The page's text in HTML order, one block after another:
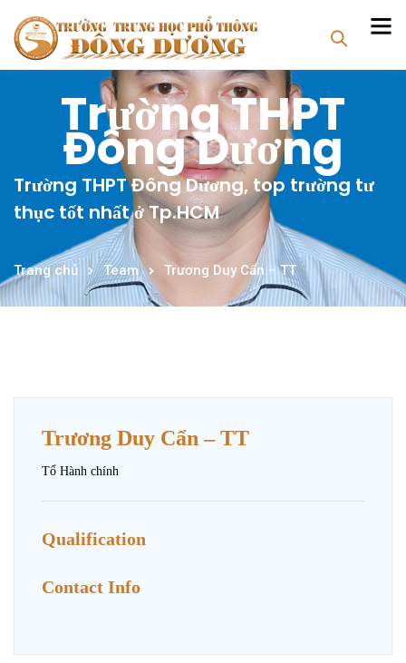
Trường THPT
Đông Dương
Trường THPT Đông Dương, top trường tư
thục tốt nhất ở Tp.HCM
Trang chủ Team Trương Duy Cẩn – TT
Trương Duy Cẩn – TT
Tổ Hành chính
Qualification
Contact Info